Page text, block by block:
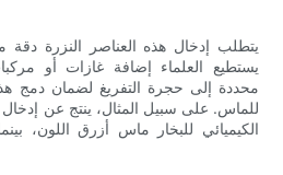
يتطلب إدخال هذه العناصر النزرة دقة
محددة إلى حجرة التفريغ لضمان دمج هذه
للماس. على سبيل المثال، ينتج عن
الكيميائي للبخار ماس أزرق اللون،